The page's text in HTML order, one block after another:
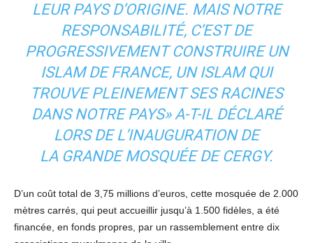
LEUR PAYS D’ORIGINE. MAIS NOTRE
RESPONSABILITÉ, C’EST DE
PROGRESSIVEMENT CONSTRUIRE UN
ISLAM DE FRANCE, UN ISLAM QUI
TROUVE PLEINEMENT SES RACINES
DANS NOTRE PAYS»A-T-IL DÉCLARÉ
LORS DE L’INAUGURATION DE
LA GRANDE MOSQUÉE DE CERGY.
D’un coût total de 3,75 millions d’euros, cette mosquée de 2.000
mètres carrés, qui peut accueillir jusqu’à 1.500 fidèles, a été
financée, en fonds propres, par un rassemblement entre dix